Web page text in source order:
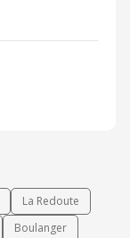
La Redoute
Boulanger